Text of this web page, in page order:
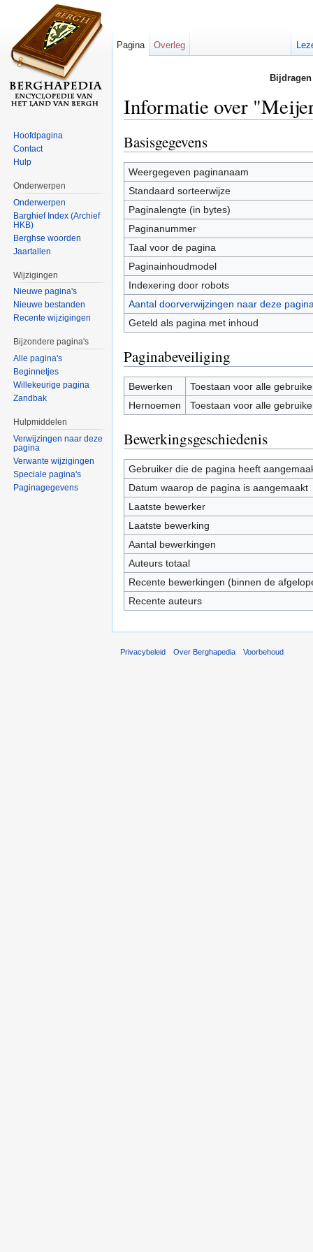
Informatie over
Basisgegevens
Weergegeven paginanaam
Standaard sorteerwijze
Paginalengte (in bytes)
Paginanummer
Taal voor de pagina
Paginainhoudmodel
Indexering door robots
Aantal doorverwijzingen naar deze
Geteld als pagina met inhoud
Paginabeveiliging
Bewerken
Toestaan voor alle
Hernoemen
Toestaan voor alle
Bewerkingsgeschiedenis
Gebruiker die de pagina heeft
Datum waarop de pagina is aangemaakt
Laatste bewerker
Laatste bewerking
Aantal bewerkingen
Auteurs totaal
Recente bewerkingen (binnen de
Recente auteurs
Pagina Overleg
Hoofdpagina
Contact
Hulp
Onderwerpen
Onderwerpen
Barghief Index (Archief
HKB)
Berghse woorden
Jaartallen
Wijzigingen
Nieuwe pagina's
Nieuwe bestanden
Recente wijzigingen
Bijzondere pagina's
Alle pagina's
Beginnetjes
Willekeurige pagina
Zandbak
Hulpmiddelen
Verwijzingen naar deze
pagina
Verwante wijzigingen
Speciale pagina's
Paginagegevens
Privacybeleid Over Berghapedia Voorbehoud